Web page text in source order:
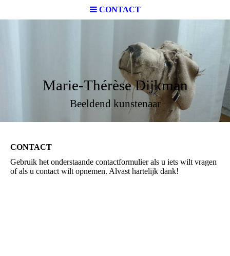
CONTACT
Marie-Thérèse Dijkman
Beeldend kunstenaar
CONTACT
Gebruik het onderstaande contactformulier als u iets wilt vragen
of als u contact wilt opnemen. Alvast hartelijk dank!